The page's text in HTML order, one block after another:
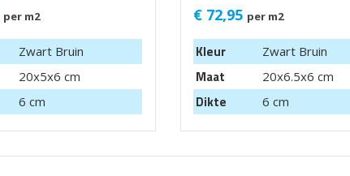
per m2
Zwart Bruin
20x5x6 cm
6 cm
€ 72,95 per m2
Kleur Zwart Bruin
Maat 20x6.5x6 cm
Dikte 6 cm